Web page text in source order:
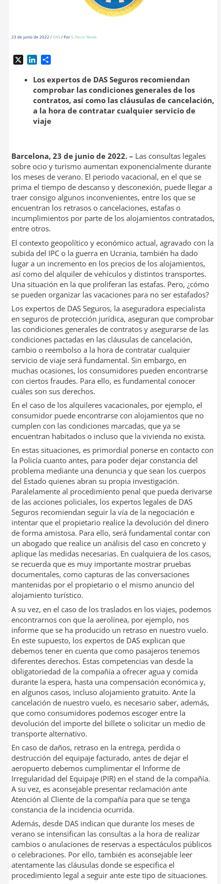
23 de junio de 2022 /DAS/ PorS. Fecor News
n
k
e
d
I
m
p
a
r
t
Los expertos de DAS Seguros recomiendan
comprobar las condiciones generales de los
contratos, así como las cláusulas de cancelación,
a la hora de contratar cualquier servicio de
viaje
Barcelona, 23 de junio de 2022. – Las consultas legales
sobre ocio y turismo aumentan exponencialmente durante
los meses de verano. El periodo vacacional, en el que se
prima el tiempo de descanso y desconexión, puede llegar a
traer consigo algunos inconvenientes, entre los que se
encuentran los retrasos o cancelaciones, estafas o
incumplimientos por parte de los alojamientos contratados,
entre otros.
El contexto geopolítico y económico actual, agravado con la
subida del IPC o la guerra en Ucrania, también ha dado
lugar a un incremento en los precios de los alojamientos,
así como del alquiler de vehículos y distintos transportes.
Una situación en la que proliferan las estafas. Pero, ¿cómo
se pueden organizar las vacaciones para no ser estafados?
Los expertos de DAS Seguros, la aseguradora especialista
en seguros de protección jurídica, aseguran que comprobar
las condiciones generales de contratos y asegurarse de las
condiciones pactadas en las cláusulas de cancelación,
cambio o reembolso a la hora de contratar cualquier
servicio de viaje será fundamental. Sin embargo, en
muchas ocasiones, los consumidores pueden encontrarse
con ciertos fraudes. Para ello, es fundamental conocer
cuáles son sus derechos.
En el caso de los alquileres vacacionales, por ejemplo, el
consumidor puede encontrarse con alojamientos que no
cumplen con las condiciones marcadas, que ya se
encuentran habitados o incluso que la vivienda no exista.
En estas situaciones, es primordial ponerse en contacto con
la Policía cuanto antes, para poder dejar constancia del
problema mediante una denuncia y que sean los cuerpos
del Estado quienes abran su propia investigación.
Paralelamente al procedimiento penal que pueda derivarse
de las acciones policiales, los expertos legales de DAS
Seguros recomiendan seguir la vía de la negociación e
intentar que el propietario realice la devolución del dinero
de forma amistosa. Para ello, será fundamental contar con
un abogado que realice un análisis del caso en concreto y
aplique las medidas necesarias. En cualquiera de los casos,
se recuerda que es muy importante mostrar pruebas
documentales, como capturas de las conversaciones
mantenidas por el propietario o el mismo anuncio del
alojamiento turístico.
A su vez, en el caso de los traslados en los viajes, podemos
encontrarnos con que la aerolínea, por ejemplo, nos
informe que se ha producido un retraso en nuestro vuelo.
En este supuesto, los expertos de DAS explican que
debemos tener en cuenta que como pasajeros tenemos
diferentes derechos. Estas competencias van desde la
obligatoriedad de la compañía a ofrecer agua y comida
durante la espera, hasta una compensación económica y,
en algunos casos, incluso alojamiento gratuito. Ante la
cancelación de nuestro vuelo, es necesario saber, además,
que como consumidores podemos escoger entre la
devolución del importe del billete o solicitar un medio de
transporte alternativo.
En caso de daños, retraso en la entrega, perdida o
destrucción del equipaje facturado, antes de dejar el
aeropuerto debemos cumplimentar el Informe de
Irregularidad del Equipaje (PIR) en el stand de la compañía.
A su vez, es aconsejable presentar reclamación ante
Atención al Cliente de la compañía para que se tenga
constancia de la incidencia ocurrida.
Además, desde DAS indican que durante los meses de
verano se intensifican las consultas a la hora de realizar
cambios o anulaciones de reservas a espectáculos públicos
o celebraciones. Por ello, también es aconsejable leer
atentamente las cláusulas donde se especifica el
procedimiento legal a seguir ante este tipo de situaciones.